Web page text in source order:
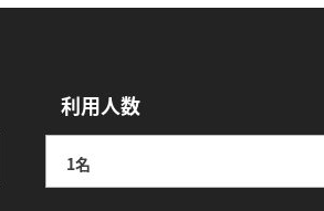
利用人数